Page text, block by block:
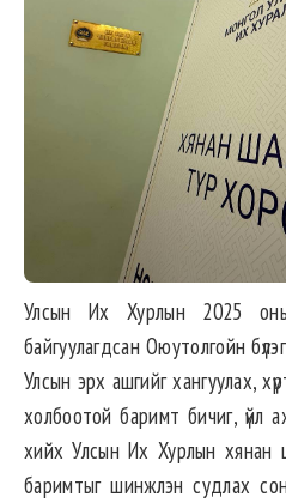
Улсын Их Хурлын 2025
байгуулагдсан Оюутолгойн
Улсын эрх ашгийг хангуулах,
холбоотой баримт бичиг, үйл
хийх Улсын Их Хурлын хянан
баримтыг шинжлэн судлах